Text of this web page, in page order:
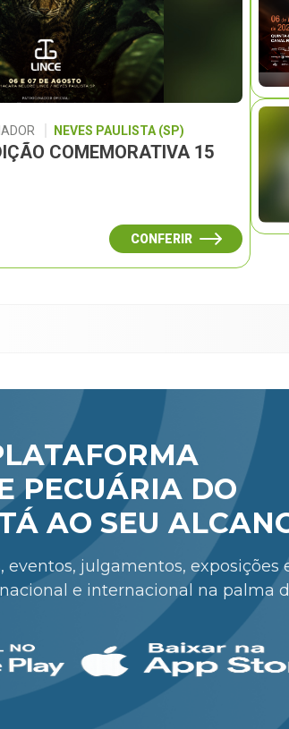
NEVES PAULISTA (SP)
COMEMORATIVA 15
CONFERIR
PECUÁRIA DO
AO SEU
eventos, julgamentos, exposições
e internacional na palma